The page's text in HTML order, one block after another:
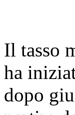
Il tasso
ha
dopo